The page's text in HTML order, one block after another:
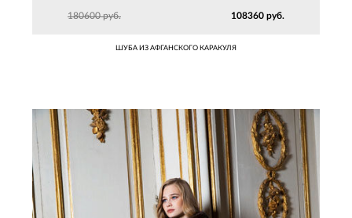
ШУБА ИЗ АФГАНСКОГО КАРАКУЛЯ
180600 руб. 108360 руб.